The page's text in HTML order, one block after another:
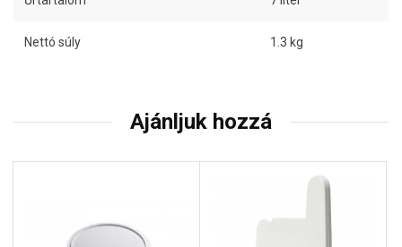
Nettó súly 1.3 kg
Ajánljuk hozzá